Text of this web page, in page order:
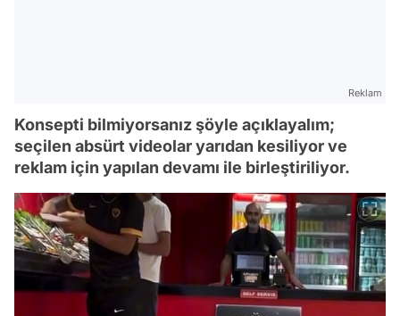
Reklam
Konsepti bilmiyorsanız şöyle açıklayalım;
seçilen absürt videolar yarıdan kesiliyor ve
reklam için yapılan devamı ile birleştiriliyor.